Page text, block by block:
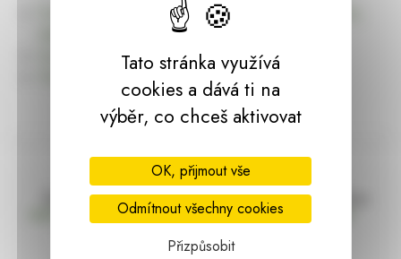
Úvodní stránku Dekorace, bytové a zahradní doplňky,
dárky | HARASIM.info
Doprava zdarma
nad 2000 Kč bez DPH
Vše máme skladem
Ihned k odeslání
Tato stránka využívá
cookies a dává ti na
výběr, co chceš aktivovat
OK, přijmout vše
Odmítnout všechny cookies
Přizpůsobit